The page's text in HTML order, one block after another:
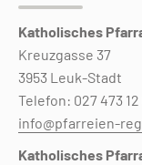
Katholisches
Kreuzgasse 37
3953 Leuk-Stadt
Telefon: 027 473 12
info@pfarreien-
Katholisches